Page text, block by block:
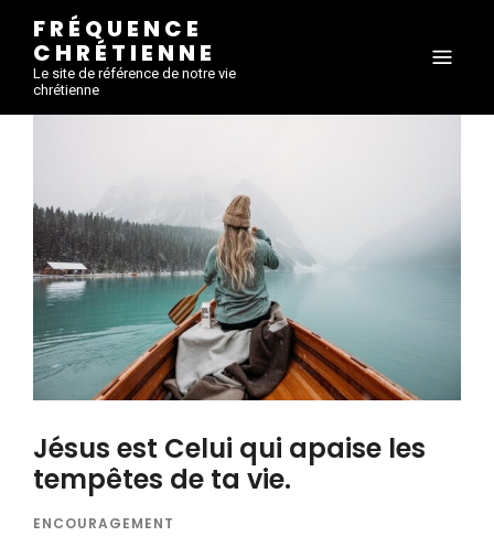
FRÉQUENCE
CHRÉTIENNE
Le site de référence de notre vie
chrétienne
Jésus est Celui qui apaise les
tempêtes de ta vie.
ENCOURAGEMENT